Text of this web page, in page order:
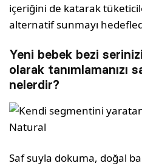
içeriğini de katarak
alternatif sunmayı
Yeni bebek bezi
olarak tanımlamanızı
nelerdir?
Saf suyla dokuma, doğal